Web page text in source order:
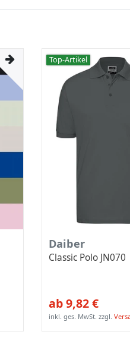
Top-Artikel
Daiber
Classic Polo JN070
ab 9,82 €
inkl. ges. MwSt. zzgl.